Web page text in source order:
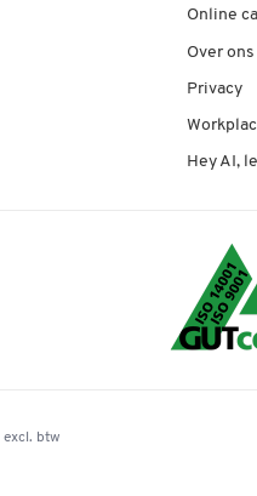
Online
Over ons
Privacy
Hey AI,
excl. btw